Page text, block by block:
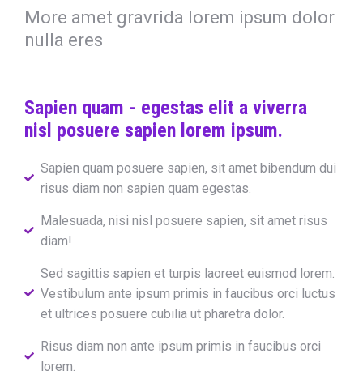
Sapien quam - egestas elit a viverra
nisl posuere sapien lorem ipsum.
Sapien quam posuere sapien, sit amet bibendum dui
risus diam non sapien quam egestas.
Malesuada, nisi nisl posuere sapien, sit amet risus
diam!
Sed sagittis sapien et turpis laoreet euismod lorem.
Vestibulum ante ipsum primis in faucibus orci luctus
et ultrices posuere cubilia ut pharetra dolor.
Risus diam non ante ipsum primis in faucibus orci
lorem.
More amet gravrida lorem ipsum dolor
nulla eres